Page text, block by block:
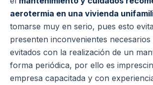
aerotermia en una vivienda
tomarse muy en serio, pues esto
presenten inconvenientes
evitados con la realización de un
forma periódica, por ello es
empresa capacitada y con